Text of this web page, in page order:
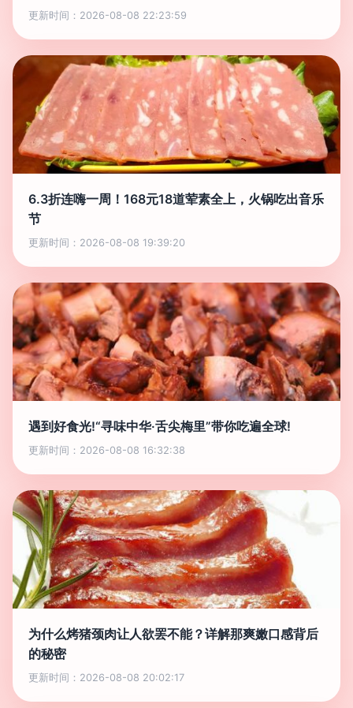
更新时间：2026-08-08 22:23:59
6.3折连嗨一周！168元18道荤素全上，火锅吃出音乐
节
更新时间：2026-08-08 19:39:20
遇到好食光!“寻味中华·舌尖梅里”带你吃遍全球!
更新时间：2026-08-08 16:32:38
为什么烤猪颈肉让人欲罢不能？详解那爽嫩口感背后
的秘密
更新时间：2026-08-08 20:02:17